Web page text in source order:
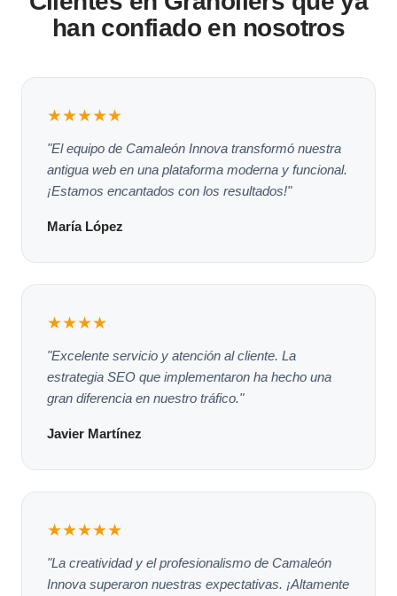
han confiado en nosotros
★★★★★
"El equipo de Camaleón Innova transformó nuestra
antigua web en una plataforma moderna y funcional.
¡Estamos encantados con los resultados!"
María López
★★★★
"Excelente servicio y atención al cliente. La
estrategia SEO que implementaron ha hecho una
gran diferencia en nuestro tráfico."
Javier Martínez
★★★★★
"La creatividad y el profesionalismo de Camaleón
Innova superaron nuestras expectativas. ¡Altamente